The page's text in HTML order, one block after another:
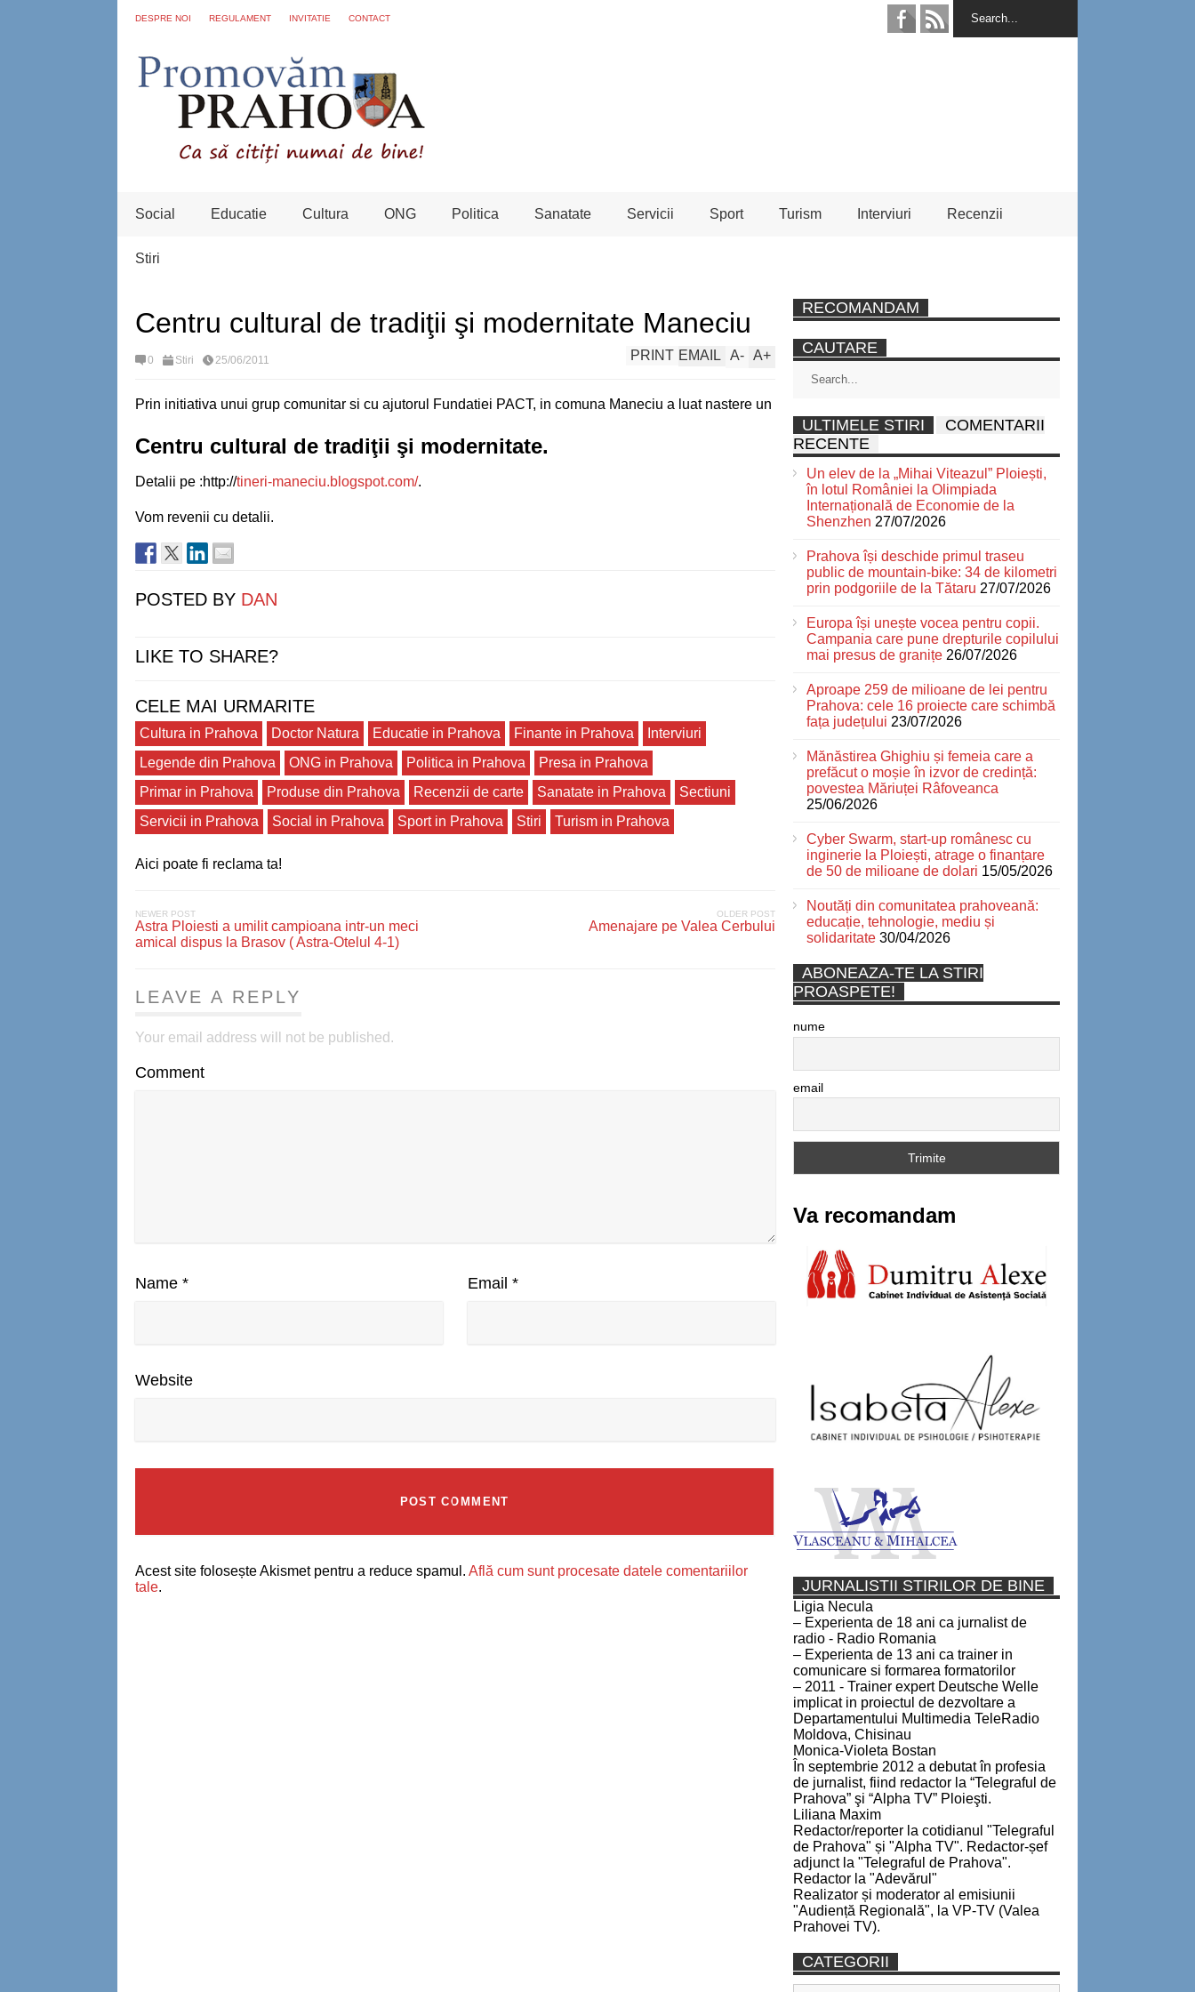
DESPRE NOI REGULAMENT INVITATIE CONTACT
Social Educatie Cultura ONG Politica Sanatate Servicii Sport Turism Interviuri Recenzii
Stiri
Centru cultural de tradiţii şi modernitate Maneciu
0 Stiri 25/06/2011 A+
A-
EMAIL
PRINT
Prin initiativa unui grup comunitar si cu ajutorul Fundatiei PACT, in comuna Maneciu a luat nastere un
Centru cultural de tradiţii şi modernitate.
Detalii pe :http://tineri-maneciu.blogspot.com/.
Vom revenii cu detalii.
POSTED BY DAN
LIKE TO SHARE?
CELE MAI URMARITE
Cultura in Prahova Doctor Natura Educatie in Prahova Finante in Prahova
Interviuri
Legende din Prahova
ONG in Prahova Politica in Prahova
Presa in Prahova
Primar in Prahova
Produse din Prahova Recenzii de carte Sanatate in Prahova
Sectiuni
Servicii in Prahova
Social in Prahova Sport in Prahova Stiri Turism in Prahova
Aici poate fi reclama ta!
NEWER POST
Astra Ploiesti a umilit campioana intr-un meci
amical dispus la Brasov ( Astra-Otelul 4-1)
OLDER POST
Amenajare pe Valea Cerbului
LEAVE A REPLY
Your email address will not be published.
Comment
Name * Email*
Website
Acest site folosește Akismet pentru a reduce spamul. Află cum sunt procesate datele comentariilor
tale.
RECOMANDAM
CAUTARE
ULTIMELE STIRI
COMENTARII
RECENTE
Un elev de la „Mihai Viteazul” Ploiești,
în lotul României la Olimpiada
Internațională de Economie de la
Shenzhen 27/07/2026
Prahova își deschide primul traseu
public de mountain-bike: 34 de kilometri
prin podgoriile de la Tătaru 27/07/2026
Europa își unește vocea pentru copii.
Campania care pune drepturile copilului
mai presus de granițe 26/07/2026
Aproape 259 de milioane de lei pentru
Prahova: cele 16 proiecte care schimbă
fața județului 23/07/2026
Mănăstirea Ghighiu și femeia care a
prefăcut o moșie în izvor de credință:
povestea Măriuței Râfoveanca
25/06/2026
Cyber Swarm, start-up românesc cu
inginerie la Ploiești, atrage o finanțare
de 50 de milioane de dolari 15/05/2026
Noutăți din comunitatea prahoveană:
educație, tehnologie, mediu și
solidaritate 30/04/2026
ABONEAZA-TE LA STIRI
PROASPETE!
nume
email
Va recomandam
JURNALISTII STIRILOR DE BINE
Ligia Necula
– Experienta de 18 ani ca jurnalist de
radio - Radio Romania
– Experienta de 13 ani ca trainer in
comunicare si formarea formatorilor
– 2011 - Trainer expert Deutsche Welle
implicat in proiectul de dezvoltare a
Departamentului Multimedia TeleRadio
Moldova, Chisinau
Monica-Violeta Bostan
În septembrie 2012 a debutat în profesia
de jurnalist, fiind redactor la “Telegraful de
Prahova” şi “Alpha TV” Ploieşti.
Liliana Maxim
Redactor/reporter la cotidianul "Telegraful
de Prahova" și "Alpha TV". Redactor-șef
adjunct la "Telegraful de Prahova".
Redactor la "Adevărul"
Realizator și moderator al emisiunii
"Audiență Regională", la VP-TV (Valea
Prahovei TV).
CATEGORII
Categorii